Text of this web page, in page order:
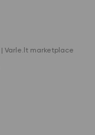
Varle.lt marketplace